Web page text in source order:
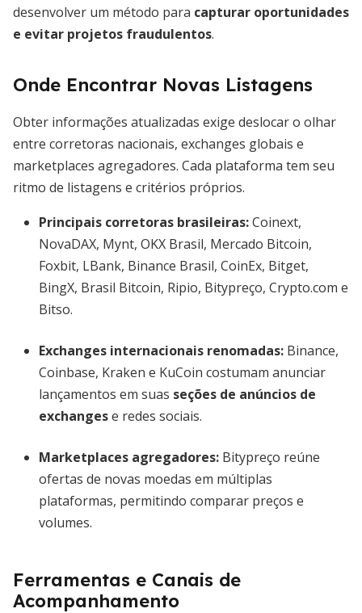
desenvolver um método para capturar oportunidades
e evitar projetos fraudulentos.
Onde Encontrar Novas Listagens
Obter informações atualizadas exige deslocar o olhar
entre corretoras nacionais, exchanges globais e
marketplaces agregadores. Cada plataforma tem seu
ritmo de listagens e critérios próprios.
Principais corretoras brasileiras:Coinext,
NovaDAX, Mynt, OKX Brasil, Mercado Bitcoin,
Foxbit, LBank, Binance Brasil, CoinEx, Bitget,
BingX, Brasil Bitcoin, Ripio, Bitypreço, Crypto.com e
Bitso.
Exchanges internacionais renomadas: Binance,
Coinbase, Kraken e KuCoin costumam anunciar
lançamentos em suas seções de anúncios de
exchangese redes sociais.
Marketplaces agregadores: Bitypreço reúne
ofertas de novas moedas em múltiplas
plataformas, permitindo comparar preços e
volumes.
Ferramentas e Canais de
Acompanhamento